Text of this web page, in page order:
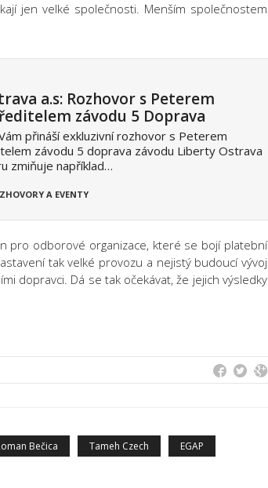
jen velké společnosti. Menším společnostem
a.s: Rozhovor s Peterem
závodu 5 Doprava
přináší exkluzivní rozhovor s Peterem
závodu 5 doprava závodu Liberty Ostrava
zmiňuje například…
A EVENTY
pro odborové organizace, které se bojí platební
tak velké provozu a nejistý budoucí vývoj
dopravci. Dá se tak očekávat, že jejich výsledky
Bečica Tameh Czech EGAP